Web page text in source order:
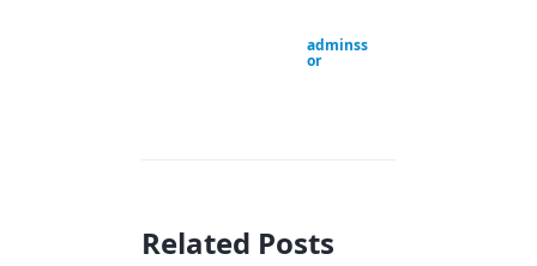
adminss
or
Related Posts